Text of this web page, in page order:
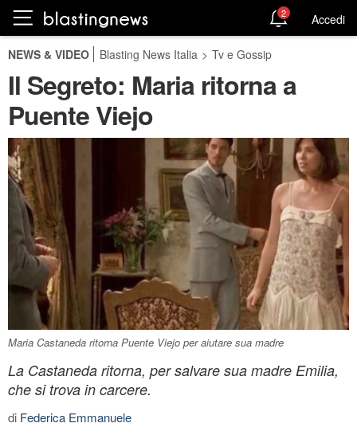
2 Accedi
NEWS & VIDEO Blasting News Italia > Tv e Gossip
Il Segreto: Maria ritorna a
Puente Viejo
Maria Castaneda ritorna Puente Viejo per aiutare sua madre
La Castaneda ritorna, per salvare sua madre Emilia,
che si trova in carcere.
di Federica Emmanuele